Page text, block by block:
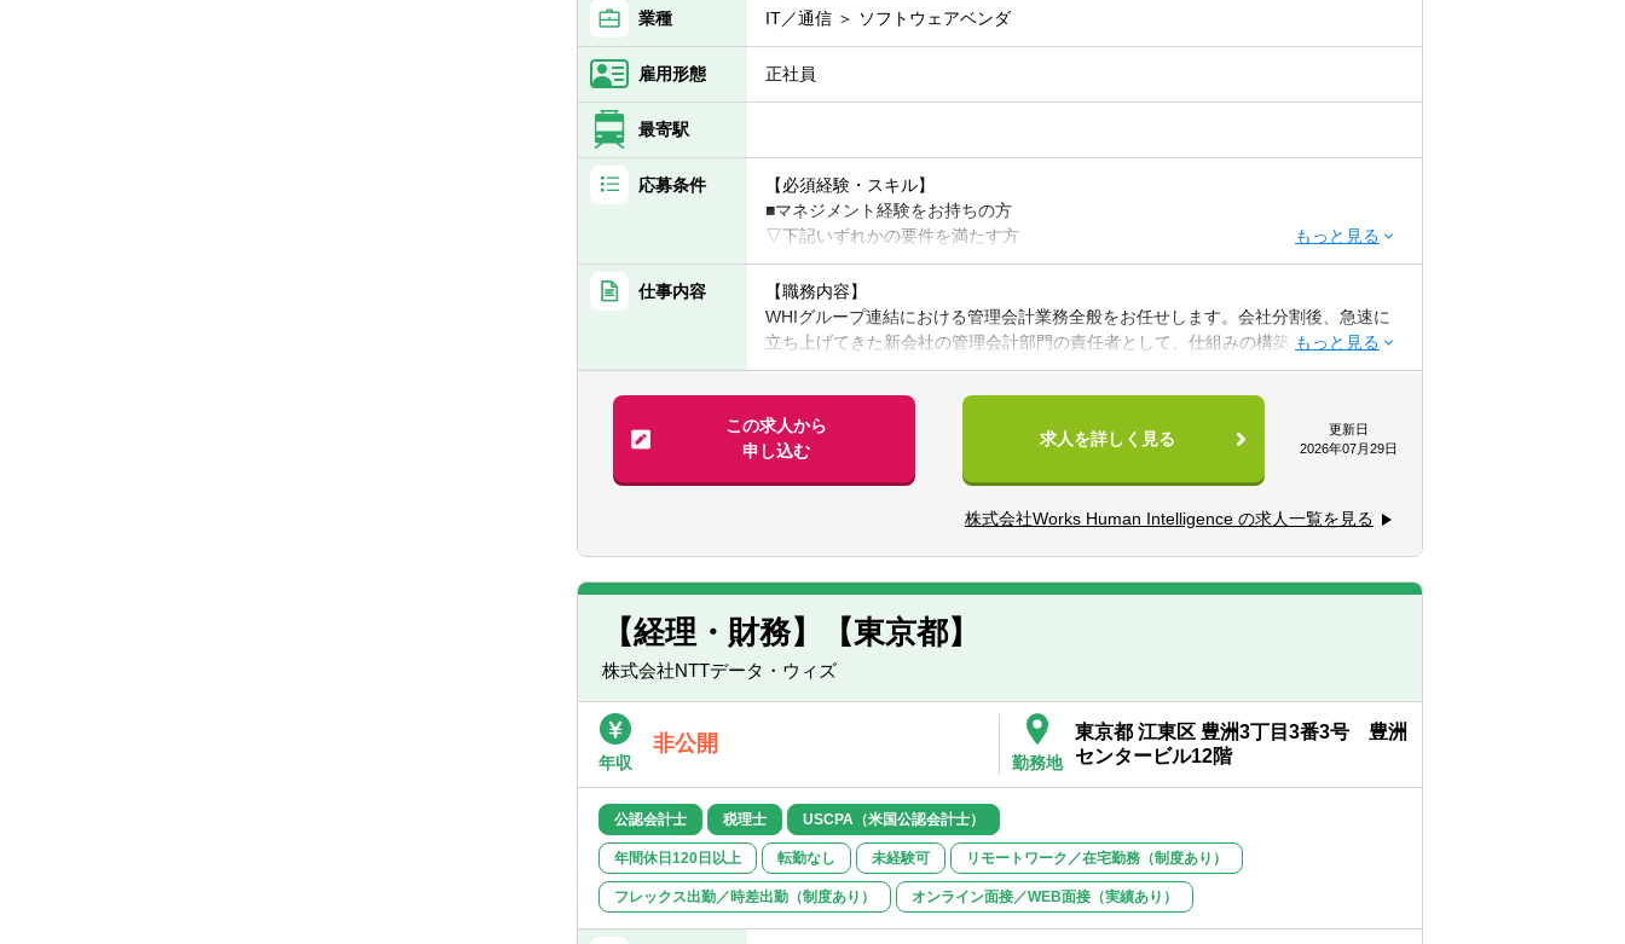
・強固なビジネスモデルによって大きく成長していく企業において、未完成の管理
会計部門の成長を自らの手で作っていくことができます。経営に与える影響も非常
に大きく、やりがいのある仕事です。
門・関連するプロジェクト内での幅広いキャリア形成も可能です。
■募集背景：会社全体の財務会計強化のため
■会社・事業の魅力
複雑化多様化する数々の社会課題に対し、人の知恵を結集し解決することで「はた
らく」を楽しくする。我々はこれをミッションにしています。HR Techのリーディ
ングカンパニーとして、顧客数1,200法人グループ、契約継続率98%、大手企業グル
に人事業務の最先端を機能として網羅し提供。つまり、世の中の「働く」のプラッ
トフォームを創る圧倒的なノウハウがあります。
？Profile Book：https://speakerdeck.com/whisaiyo/works-human-intelligence
わたしたちは社員自身が、もっとも「はたらく」を楽しんでいる状態を体現しま
す。そして財務としては会社の成長の基盤での部分を支え、経営直下の部門にて、
スタートしたばかりの組織の中で仕組み自体を構築していく面白さを味わうことが
■働き方：テレワーク、フレックス
・当社はテレワーク制度として、自宅での勤務が可能なほか、所定の期間内で国内
遠距離での在宅勤務が可能、また一律10万円の手当を支給し、生産性の高い働き方
を支援しています。
・20代の管理職登用実績あり
・時差出勤可能
テレワーク：1日～5日/週（在宅勤務メイン、臨機応変に出社と在宅勤務を利用可
能）
業種 IT／通信 ＞ ソフトウェアベンダ
雇用形態 正社員
最寄駅
応募条件
【必須経験・スキル】
■マネジメント経験をお持ちの方
▽下記いずれかの要件を満たす方
■IFRSでの開示、連結決算等の経験
■事業会社/コンサルティング会社における経営企画・財務経理分野の業務経験5年以
上
■会計事務所・税理士事務所等での財務アドバイザリー経験
■会計士または税理士資格をお持ちの方
【歓迎経験・スキル】
■IT、ソフトウェアサービス業界における経理経験、監査経験
■新規事業、システム導入、決算早期化、その他経理財務における業務改善経験
【求める人物像】
■主体性をもって、積極的且つ柔軟に業務に取り組む姿勢のある方
■曖昧かつ不確実な環境の中でも、指示を待つことなく、自ら考え行動し結果を出せ
る方
仕事内容
【職務内容】
WHIグループ連結における管理会計業務全般をお任せします。会社分割後、急速に
立ち上げてきた新会社の管理会計部門の責任者として、仕組みの構築から業務遂行
までを行いながら、新たな管理会計体制を構築していただきます。
【具体的には】
■経営に資する有益な管理会計情報の提供
■財務分析に基づいた各部門への提言
変革の原動力として 不確実性の高いビジネス環境下で数値管理や財務分析のスキル
を駆使し、ビジネスリーダーへ冷静かつ的確なアドバイスを行い 適切にリスクレベ
ルをコントロールしながら目標を達成させていきます。オフェンス＆ディフェンス
両側面を兼ね備えたビジネスの成長にダイレクトに貢献できる職種です。
強固なビジネスモデルによって大きく成長していく企業において、未完成の管理会
計部門の成長を自らの手で作っていくことができます。経営に与える影響も非常に
【キャリアパス】
スキル/マネジメント経験など資質やご意向に合わせ、社内の状況に合わせ財務部
門・関連するプロジェクト内での幅広いキャリア形成も可能です。
この求人から
申し込む
求人を詳しく見る
更新日
2026年07月29日
株式会社Works Human Intelligence の求人一覧を見る
【経理・財務】【東京都】
株式会社NTTデータ・ウィズ
年収
非公開
勤務地
東京都 江東区 豊洲3丁目3番3号 豊洲
センタービル12階
公認会計士 税理士 USCPA（米国公認会計士）
年間休日120日以上 転勤なし 未経験可 リモートワーク／在宅勤務（制度あり）
フレックス出勤／時差出勤（制度あり） オンライン面接／WEB面接（実績あり）